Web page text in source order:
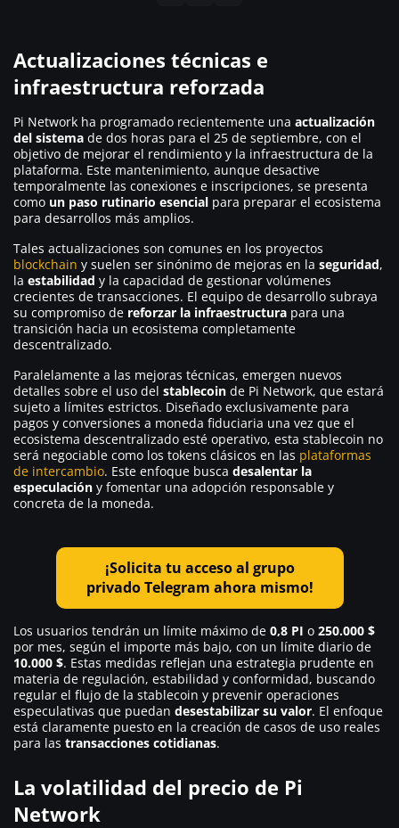
Actualizaciones técnicas e
infraestructura reforzada
Pi Network ha programado recientemente una actualización
del sistema de dos horas para el 25 de septiembre, con el
objetivo de mejorar el rendimiento y la infraestructura de la
plataforma. Este mantenimiento, aunque desactive
temporalmente las conexiones e inscripciones, se presenta
como un paso rutinario esencial para preparar el ecosistema
para desarrollos más amplios.
Tales actualizaciones son comunes en los proyectos
blockchain y suelen ser sinónimo de mejoras en la seguridad,
la estabilidad y la capacidad de gestionar volúmenes
crecientes de transacciones. El equipo de desarrollo subraya
su compromiso de reforzar la infraestructura para una
transición hacia un ecosistema completamente
descentralizado.
Paralelamente a las mejoras técnicas, emergen nuevos
detalles sobre el uso del stablecoin de Pi Network, que estará
sujeto a límites estrictos. Diseñado exclusivamente para
pagos y conversiones a moneda fiduciaria una vez que el
ecosistema descentralizado esté operativo, esta stablecoin no
será negociable como los tokens clásicos en las plataformas
de intercambio. Este enfoque busca desalentar la
especulación y fomentar una adopción responsable y
concreta de la moneda.
¡Solicita tu acceso al grupo
privado Telegram ahora mismo!
Los usuarios tendrán un límite máximo de 0,8 PI o 250.000 $
por mes, según el importe más bajo, con un límite diario de
10.000 $. Estas medidas reflejan una estrategia prudente en
materia de regulación, estabilidad y conformidad, buscando
regular el flujo de la stablecoin y prevenir operaciones
especulativas que puedan desestabilizar su valor. El enfoque
está claramente puesto en la creación de casos de uso reales
para las transacciones cotidianas.
La volatilidad del precio de Pi
Network